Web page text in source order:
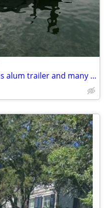
2003 Hydra-Sports 202DC plus alum trailer and many extras